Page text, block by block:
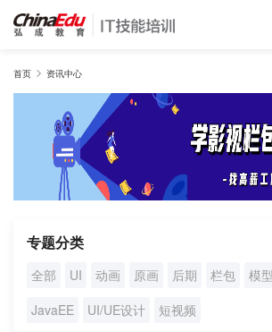
首页
IT培训班
在线网课
教学服务
首页 资讯中心
专题分类
全部 UI 动画 原画 后期 栏包 模型
JavaEE
UI/UE设计 短视频